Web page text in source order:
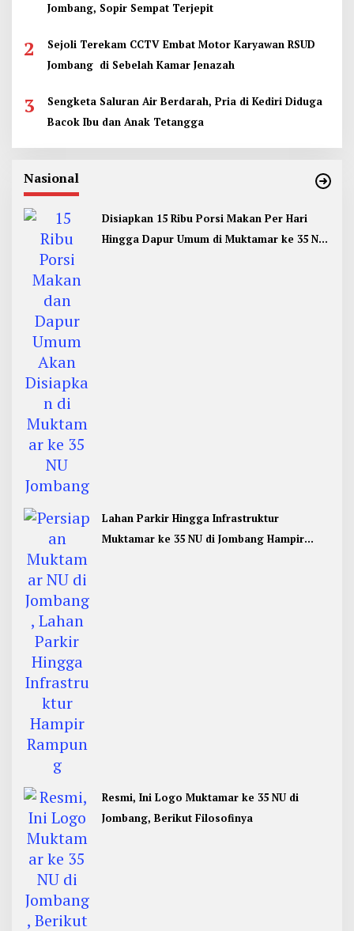
Jombang, Sopir Sempat Terjepit
2
Sejoli Terekam CCTV Embat Motor Karyawan RSUD
Jombang di Sebelah Kamar Jenazah
3
Sengketa Saluran Air Berdarah, Pria di Kediri Diduga
Bacok Ibu dan Anak Tetangga
Nasional
Disiapkan 15 Ribu Porsi Makan Per Hari
Hingga Dapur Umum di Muktamar ke 35 NU
Lahan Parkir Hingga Infrastruktur
Muktamar ke 35 NU di Jombang Hampir
Resmi, Ini Logo Muktamar ke 35 NU di
Jombang, Berikut Filosofinya